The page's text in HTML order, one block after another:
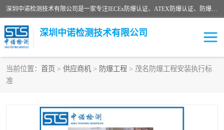
深圳中诺检测技术有限公司是一家专注IECEx防爆认证、ATEX防爆认证、防爆电气检测、防爆合格证、煤安认证等代理机构，可为客户提供从防爆设计、认证、现场检查、工程施工改造、培训等一站式服务。
深圳中诺检测技术有限公司
当前位置： 首页 > 供应商机 > 防爆工程 > 茂名防爆工程安装执行标
准
防爆3C认证 现场防爆检测